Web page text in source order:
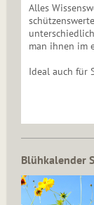
Alles
man ihnen im
Ideal auch für
Blühkalender